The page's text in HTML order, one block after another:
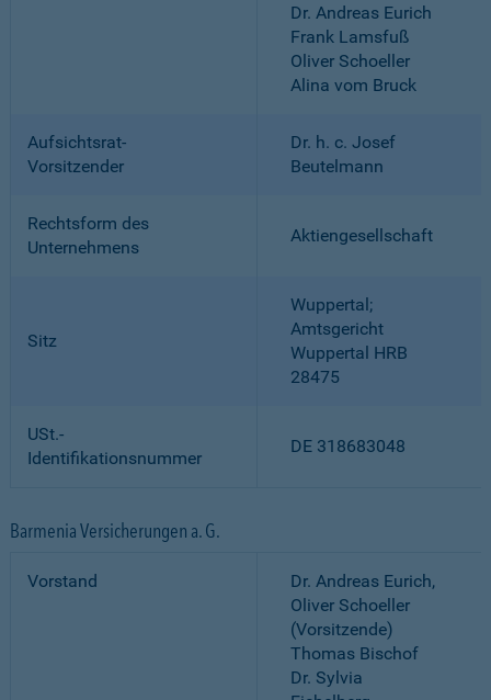
Dr. Andreas Eurich
Frank Lamsfuß
Oliver Schoeller
Alina vom Bruck
Aufsichtsrat-
Vorsitzender
Dr. h. c. Josef
Beutelmann
Rechtsform des
Unternehmens
Aktiengesellschaft
Sitz
Wuppertal;
Amtsgericht
Wuppertal HRB
28475
USt.-
Identifikationsnummer
DE 318683048
Barmenia Versicherungen a. G.
Vorstand
Dr. Andreas Eurich,
Oliver Schoeller
(Vorsitzende)
Thomas Bischof
Dr. Sylvia